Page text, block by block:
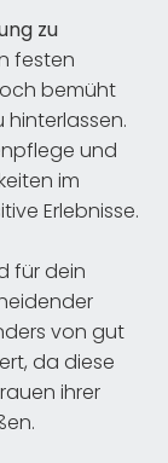
zu
festen
bemüht
hinterlassen.
und
im
Erlebnisse.
für dein
von gut
da diese
ihrer